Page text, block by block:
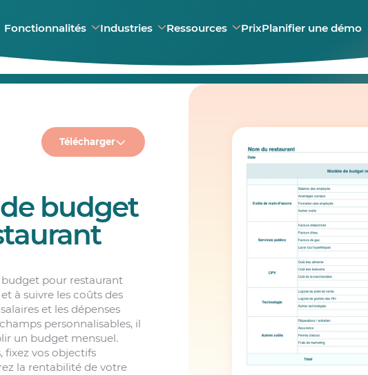
Fonctionnalités Industries Ressources PrixPlanifier une démo
Télécharger
budget
pour restaurant
à suivre les coûts des
et les dépenses
personnalisables, il
un budget mensuel.
fixez vos objectifs
la rentabilité de votre